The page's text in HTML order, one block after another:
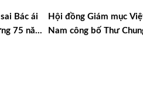
Bác ái
75 năm
Hội đồng Giám mục
Nam công bố Thư